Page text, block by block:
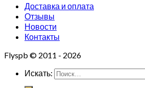
Доставка и оплата
Отзывы
Новости
Контакты
Flyspb © 2011 - 2026
Искать: